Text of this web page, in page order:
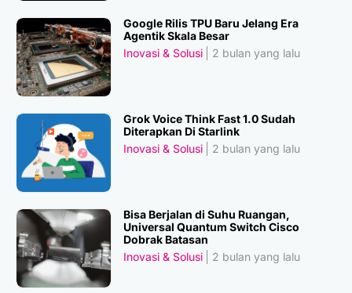
Google Rilis TPU Baru Jelang Era
Agentik Skala Besar
Inovasi & Solusi
2 bulan yang lalu
Grok Voice Think Fast 1.0 Sudah
Diterapkan Di Starlink
Inovasi & Solusi
2 bulan yang lalu
Bisa Berjalan di Suhu Ruangan,
Universal Quantum Switch Cisco
Dobrak Batasan
Inovasi & Solusi
2 bulan yang lalu